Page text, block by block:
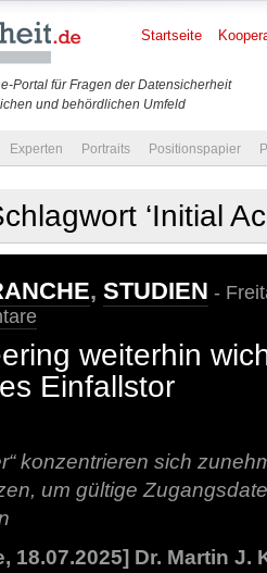
Portal für Fragen der Datensicherheit
und behördlichen Umfeld
Startseite
Experten Portraits Positionspapier
‘Initial
, STUDIEN -
weiterhin
Einfallstor
konzentrieren sich
um gültige
18.07.2025] Dr. Martin J.